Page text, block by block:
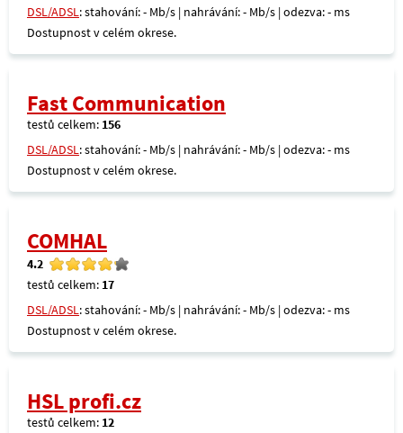
DSL/ADSL: stahování: - Mb/s | nahrávání: - Mb/s | odezva: - ms
Dostupnost v celém okrese.
Fast Communication
testů celkem: 156
DSL/ADSL: stahování: - Mb/s | nahrávání: - Mb/s | odezva: - ms
Dostupnost v celém okrese.
COMHAL
4.2
testů celkem: 17
DSL/ADSL: stahování: - Mb/s | nahrávání: - Mb/s | odezva: - ms
Dostupnost v celém okrese.
HSL profi.cz
testů celkem: 12